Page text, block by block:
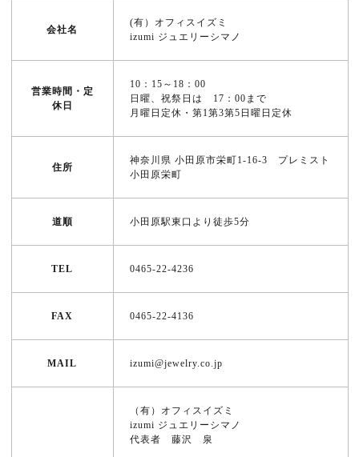
会社名
(有）オフィスイズミ
izumi ジュエリーシマノ
営業時間・定
休日
10：15～18：00
日曜、祝祭日は 17：00まで
月曜日定休・第1第3第5日曜日定休
住所
神奈川県 小田原市栄町1-16-3 プレミスト
小田原栄町
道順 小田原駅東口より徒歩5分
TEL 0465-22-4236
FAX 0465-22-4136
MAIL izumi@jewelry.co.jp
（有）オフィスイズミ
izumi ジュエリーシマノ
代表者 藤沢 泉